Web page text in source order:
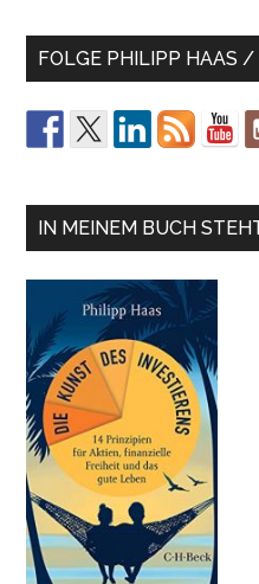
FOLGE PHILIPP HAAS /
IN MEINEM BUCH